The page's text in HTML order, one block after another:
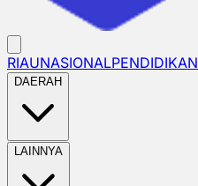
RIAUNASIONALPENDIDIKAN
DAERAH
LAINNYA